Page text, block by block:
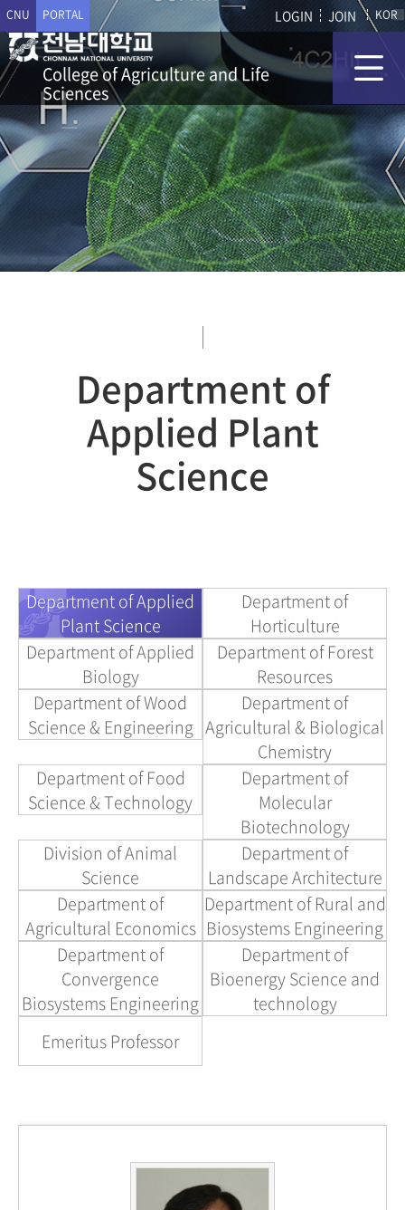
CNU PORTAL LOGIN JOIN KOR
College of Agriculture and Life
Sciences
Department of
Applied Plant
Science
Department of Applied
Plant Science
Department of
Horticulture
Department of Applied
Biology
Department of Forest
Resources
Department of Wood
Science & Engineering
Department of
Agricultural & Biological
Chemistry
Department of Food
Science & Technology
Department of
Molecular
Biotechnology
Division of Animal
Science
Department of
Landscape Architecture
Department of
Agricultural Economics
Department of Rural and
Biosystems Engineering
Department of
Convergence
Biosystems Engineering
Department of
Bioenergy Science and
technology
Emeritus Professor